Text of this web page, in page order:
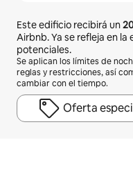
Este edificio recibirá un
Airbnb. Ya se refleja en
potenciales.
Se aplican los límites de
reglas y restricciones, así
cambiar con el tiempo.
Oferta